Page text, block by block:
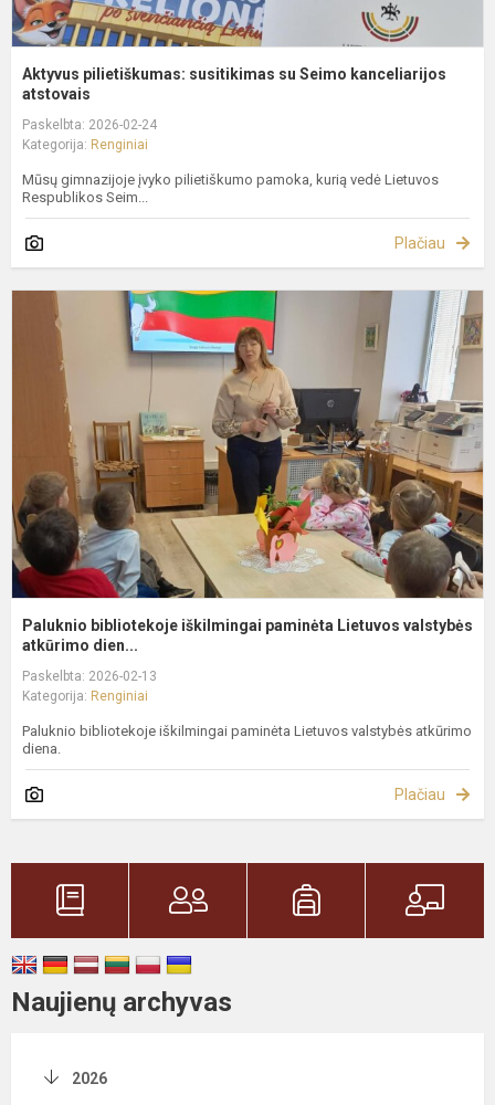
Aktyvus pilietiškumas: susitikimas su Seimo kanceliarijos
atstovais
Paskelbta: 2026-02-24
Kategorija: Renginiai
Mūsų gimnazijoje įvyko pilietiškumo pamoka, kurią vedė Lietuvos
Respublikos Seim...
Plačiau
Paluknio bibliotekoje iškilmingai paminėta Lietuvos valstybės
atkūrimo dien...
Paskelbta: 2026-02-13
Kategorija: Renginiai
Paluknio bibliotekoje iškilmingai paminėta Lietuvos valstybės atkūrimo
diena.
Plačiau
Naujienų archyvas
2026